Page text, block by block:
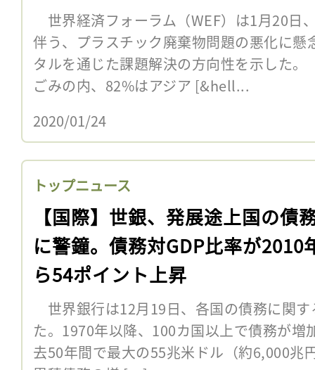
世界経済フォーラム（WEF）は1月20日
伴う、プラスチック廃棄物問題の悪化に懸
タルを通じた課題解決の方向性を示した
ごみの内、82%はアジア [&hell...
2020/01/24
トップニュース
【国際】世銀、発展途上国の債
に警鐘。債務対GDP比率が2010
ら54ポイント上昇
世界銀行は12月19日、各国の債務に関
た。1970年以降、100カ国以上で債務が増
去50年間で最大の55兆米ドル（約6,000兆